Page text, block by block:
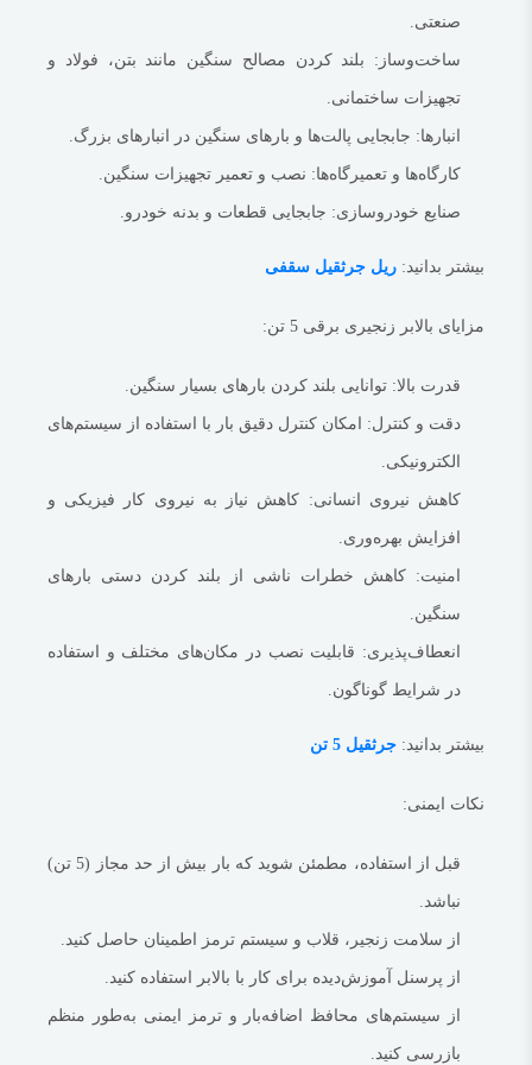
نوع برق مصرفی : مطابقت با سیستم برق موجود (معمولاً سه‌فاز).
گارانتی و خدمات پس از فروش
قابلیت‌های اضافی: مانند کنترل از راه دور، سیستم‌های ضد نوسان و سرعت‌های
قابل تنظیم.
بالابر زنجیری برقیبه‌عنوان یکی از ابزارهای ضروری در صنایع سنگین شناخته
بهتر است بدانید: وینچ زنجیری
صنعتی.
ساخت‌وساز : بلند کردن مصالح سنگین مانند بتن، فولاد و
تجهیزات ساختمانی.
انبارها: جابجایی پالت‌ها و بارهای سنگین در انبارهای بزرگ.
کارگاه‌ها و تعمیرگاه‌ها: نصب و تعمیر تجهیزات سنگین.
صنایع خودروسازی: جابجایی قطعات و بدنه خودرو.
بیشتر بدانید: ریل جرثقیل سقفی
مزایای بالابر زنجیری برقی 5 تن:
قدرت بالا: توانایی بلند کردن بارهای بسیار سنگین.
دقت و کنترل: امکان کنترل دقیق بار با استفاده از سیستم‌های
الکترونیکی.
کاهش نیروی انسانی: کاهش نیاز به نیروی کار فیزیکی و
افزایش بهره‌وری.
امنیت: کاهش خطرات ناشی از بلند کردن دستی بارهای
سنگین.
انعطاف‌پذیری: قابلیت نصب در مکان‌های مختلف و استفاده
در شرایط گوناگون.
بیشتر بدانید: جرثقیل 5 تن
نکات ایمنی:
قبل از استفاده، مطمئن شوید که بار بیش از حد مجاز (5 تن)
نباشد.
از سلامت زنجیر، قلاب و سیستم ترمز اطمینان حاصل کنید.
از پرسنل آموزش‌دیده برای کار با بالابر استفاده کنید.
از سیستم‌های محافظ اضافه‌بار و ترمز ایمنی به‌طور منظم
بازرسی کنید.